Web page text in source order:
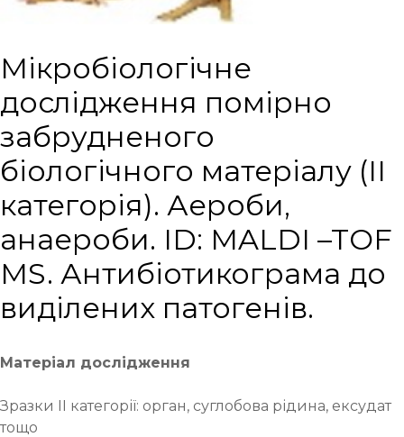
Мікробіологічне
дослідження помірно
забрудненого
біологічного матеріалу (ІІ
категорія). Аероби,
анаероби. ID: MALDI –TOF
MS. Антибіотикограма до
виділених патогенів.
Матеріал дослідження
Зразки ІІ категорії: орган, суглобова рідина, ексудат
тощо